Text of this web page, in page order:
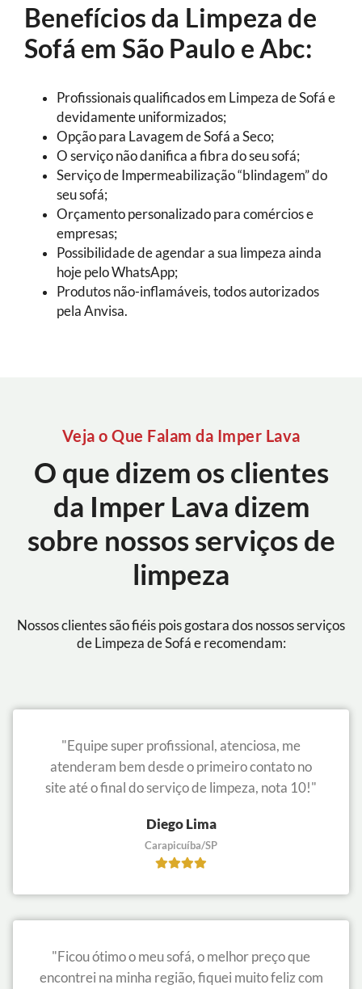
Benefícios da Limpeza de
Sofá em São Paulo e Abc:
Profissionais qualificados em Limpeza de Sofá e
devidamente uniformizados;
Opção para Lavagem de Sofá a Seco;
O serviço não danifica a fibra do seu sofá;
Serviço de Impermeabilização “blindagem” do
seu sofá;
Orçamento personalizado para comércios e
empresas;
Possibilidade de agendar a sua limpeza ainda
hoje pelo WhatsApp;
Produtos não-inflamáveis, todos autorizados
pela Anvisa.
Veja o Que Falam da Imper Lava
O que dizem os clientes
da Imper Lava dizem
sobre nossos serviços de
limpeza
Nossos clientes são fiéis pois gostara dos nossos serviços
de Limpeza de Sofá e recomendam:
"Equipe super profissional, atenciosa, me
atenderam bem desde o primeiro contato no
site até o final do serviço de limpeza, nota 10!"
Diego Lima
Carapicuíba/SP
"Ficou ótimo o meu sofá, o melhor preço que
encontrei na minha região, fiquei muito feliz com